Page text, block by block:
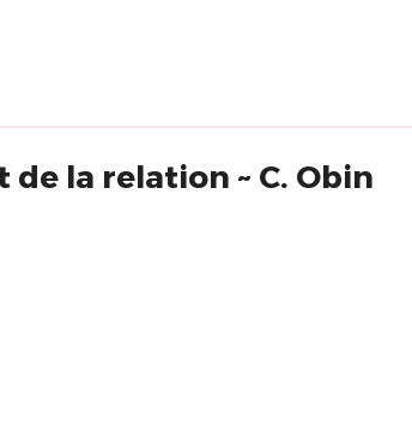
la relation ~ C. Obin